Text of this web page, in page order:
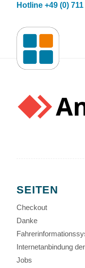
Hotline +49 (0)
SEITEN
Checkout
Danke
Internetanbindung
Jobs